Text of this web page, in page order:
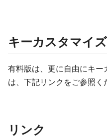
キーカスタマイズ
有料版は、更に自由にキー
は、下記リンクをご参照く
リンク